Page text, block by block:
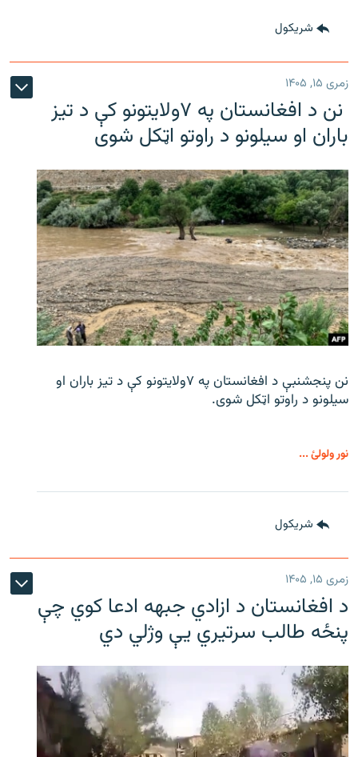
شريکول
زمری ۱۵, ۱۴۰۵
نن د افغانستان په ۷ولایتونو کې د تیز
باران او سیلونو د راوتو اټکل شوی
نن پنجشنبې د افغانستان په ۷ولایتونو کې د تیز باران او
سیلونو د راوتو اټکل شوی.
نور ولولئ ...
شريکول
زمری ۱۵, ۱۴۰۵
د افغانستان د ازادي جبهه ادعا کوي چې
پنځه طالب سرتیري يې وژلي دي